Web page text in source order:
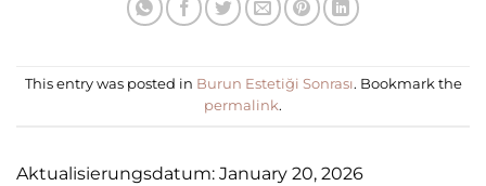
This entry was posted in Burun Estetiği Sonrası. Bookmark the
permalink.
Aktualisierungsdatum: January 20, 2026